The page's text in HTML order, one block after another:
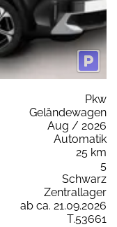
Pkw
Geländewagen
Aug / 2026
Automatik
25 km
5
Schwarz
Zentrallager
ab ca. 21.09.2026
T.53661